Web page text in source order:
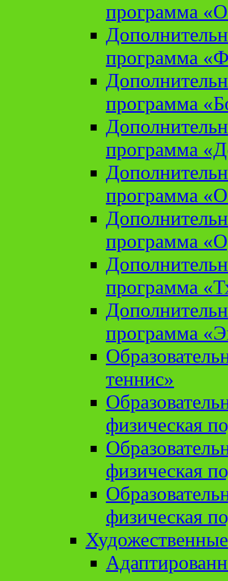
программа
программа
программа
программа
программа
программа
программа
программа
теннис»
физическая
физическая
физическая
Художественные